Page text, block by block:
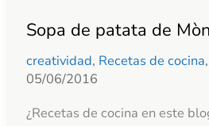
Sopa de patata de
creatividad, Recetas de cocina
05/06/2016
¿Recetas de cocina en este